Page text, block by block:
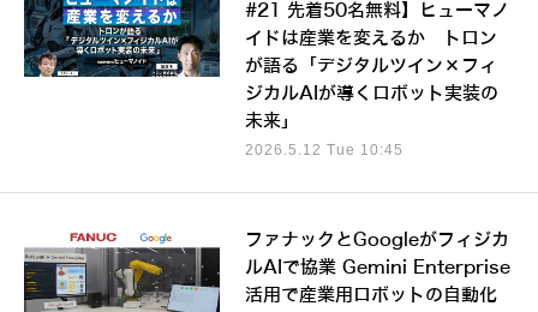
#21 先着50名無料】ヒューマノ
イドは産業を変えるか トロン
が語る「デジタルツイン×フィ
ジカルAIが導くロボット実装の
未来」
2026.5.12 Tue 10:45
ファナックとGoogleがフィジカ
ルAIで協業 Gemini Enterprise
活用で産業用ロボットの自動化